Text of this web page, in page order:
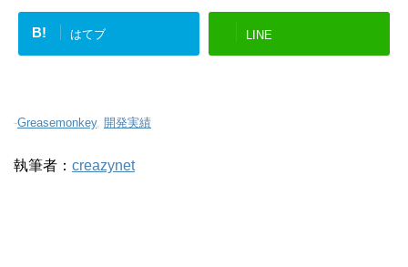
B! はてブ LINE
-Greasemonkey, 開発実績
執筆者： creazynet